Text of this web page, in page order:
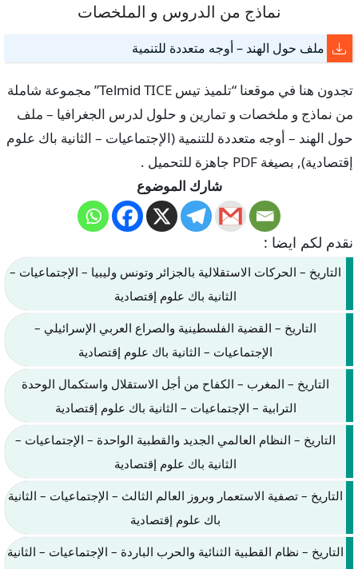
نماذج من الدروس و الملخصات
ملف حول الهند – أوجه متعددة للتنمية
تجدون هنا في موقعنا “تلميذ تيس Telmid TICE” مجموعة شاملة
من نماذج و ملخصات و تمارين و حلول لدرس الجغرافيا – ملف
حول الهند – أوجه متعددة للتنمية (الإجتماعيات – الثانية باك علوم
إقتصادية), بصيغة PDF جاهزة للتحميل .
شارك الموضوع
نقدم لكم ايضا :
التاريخ – الحركات الاستقلالية بالجزائر وتونس وليبيا – الإجتماعيات –
الثانية باك علوم إقتصادية
التاريخ – القضية الفلسطينية والصراع العربي الإسرائيلي –
الإجتماعيات – الثانية باك علوم إقتصادية
التاريخ – المغرب – الكفاح من أجل الاستقلال واستكمال الوحدة
الترابية – الإجتماعيات – الثانية باك علوم إقتصادية
التاريخ – النظام العالمي الجديد والقطبية الواحدة – الإجتماعيات –
الثانية باك علوم إقتصادية
التاريخ – تصفية الاستعمار وبروز العالم الثالث – الإجتماعيات – الثانية
باك علوم إقتصادية
التاريخ – نظام القطبية الثنائية والحرب الباردة – الإجتماعيات – الثانية